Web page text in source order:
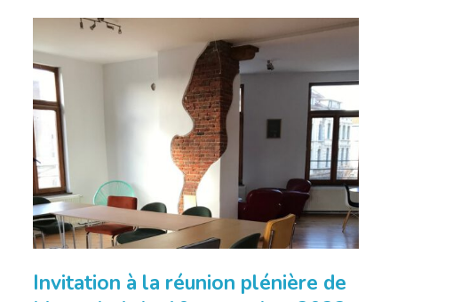
Invitation à la réunion plénière de